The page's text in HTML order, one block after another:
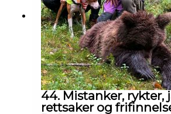
44. Mistanker, rykter,
rettsaker og